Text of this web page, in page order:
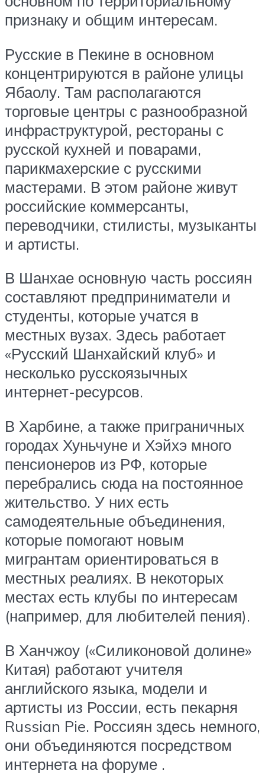
признаку и общим интересам.
Русские в Пекине в основном
концентрируются в районе улицы
Ябаолу. Там располагаются
торговые центры с разнообразной
инфраструктурой, рестораны с
русской кухней и поварами,
парикмахерские с русскими
мастерами. В этом районе живут
российские коммерсанты,
переводчики, стилисты, музыканты
и артисты.
В Шанхае основную часть россиян
составляют предприниматели и
студенты, которые учатся в
местных вузах. Здесь работает
«Русский Шанхайский клуб» и
несколько русскоязычных
интернет-ресурсов.
В Харбине, а также приграничных
городах Хуньчуне и Хэйхэ много
пенсионеров из РФ, которые
перебрались сюда на постоянное
жительство. У них есть
самодеятельные объединения,
которые помогают новым
мигрантам ориентироваться в
местных реалиях. В некоторых
местах есть клубы по интересам
(например, для любителей пения).
В Ханчжоу («Силиконовой долине»
Китая) работают учителя
английского языка, модели и
артисты из России, есть пекарня
Russian Pie. Россиян здесь немного,
они объединяются посредством
интернета на форуме .